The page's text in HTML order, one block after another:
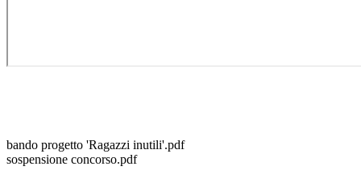
bando progetto 'Ragazzi inutili'.pdf
sospensione concorso.pdf